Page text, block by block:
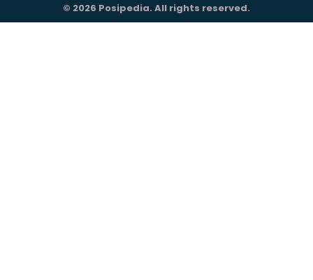
© 2026 Posipedia. All rights reserved.